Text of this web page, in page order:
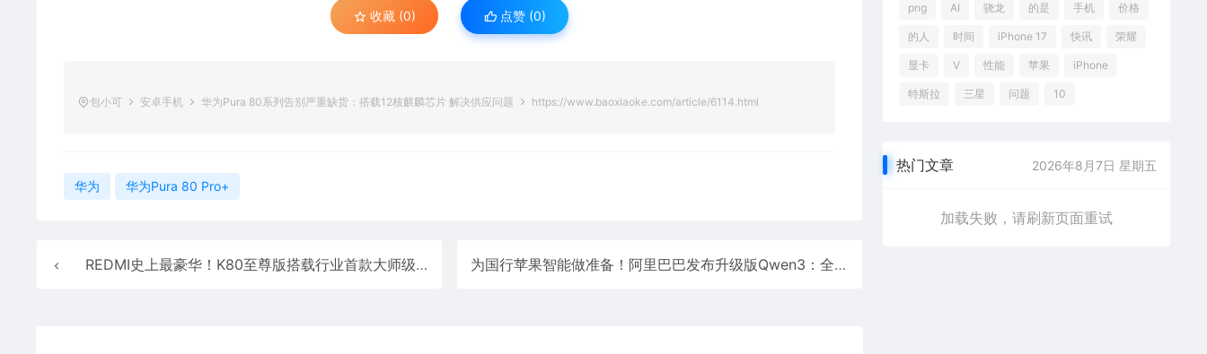
收藏 (0) 点赞 (0)
包小可 安卓手机 华为Pura 80系列告别严重缺货：搭载12核麒麟芯片 解决供应问题 https://www.baoxiaoke.com/article/6114.html
华为 华为Pura 80 Pro+
REDMI史上最豪华！K80至尊版搭载行业首款大师级同轴对称双扬 为国行苹果智能做准备！阿里巴巴发布升级版Qwen3：全系适配苹果MLX架构
png AI 骁龙 的是 手机 价格
的人 时间 iPhone 17 快讯 荣耀
显卡 V 性能 苹果 iPhone
特斯拉 三星 问题 10
热门文章 2026年8月7日 星期五
加载失败，请刷新页面重试